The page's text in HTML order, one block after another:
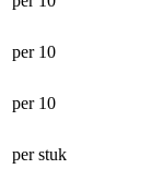
per 10
per 10
per stuk